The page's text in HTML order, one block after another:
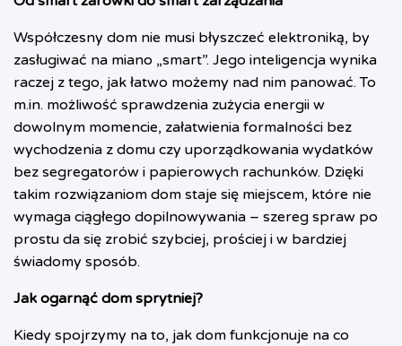
Współczesny dom nie musi błyszczeć elektroniką, by
zasługiwać na miano „smart”. Jego inteligencja wynika
raczej z tego, jak łatwo możemy nad nim panować. To
m.in. możliwość sprawdzenia zużycia energii w
dowolnym momencie, załatwienia formalności bez
wychodzenia z domu czy uporządkowania wydatków
bez segregatorów i papierowych rachunków. Dzięki
takim rozwiązaniom dom staje się miejscem, które nie
wymaga ciągłego dopilnowywania – szereg spraw po
prostu da się zrobić szybciej, prościej i w bardziej
świadomy sposób.
Jak ogarnąć dom sprytniej?
Kiedy spojrzymy na to, jak dom funkcjonuje na co